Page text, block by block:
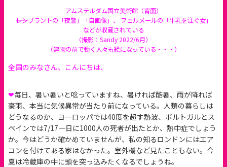
アムステルダム国立美術館（背面）
――レンブラントの「夜警」「自画像」、 フェルメールの「牛乳を注ぐ女」
などが収蔵されている
（撮影：Sandy 2022/6月）
（建物の前で動く人々も絵になっている・・・）
全国のみなさん、こんにちは、
❤毎日、暑い暑いと唸っていますね、暑ければ酷暑、雨が降れば
豪雨、本当に気候異常が当たり前になっている。人類の暮らしは
どうなるのか、ヨーロッパでは40度を超す熱波、ポルトガルとス
ペインでは7/17一日に1000人の死者が出たとか、熱中症でしょう
か。今はどうか確かめていませんが、私の知るロンドンにはエア
コンを付けてある家はなかった。室外機など見たこともない。今
夏は冷蔵庫の中に頭を突っ込みたくなるでしょうね。